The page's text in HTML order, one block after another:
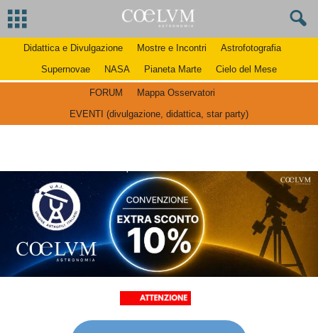
Didattica e Divulgazione Mostre e Incontri
Astrofotografia
Supernovae
NASA Pianeta Marte Cielo del Mese
FORUM
Mappa Osservatori
EVENTI (divulgazione, didattica, star party)